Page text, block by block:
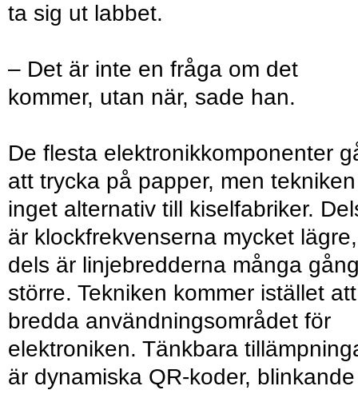
ta sig ut labbet.
– Det är inte en fråga om det
kommer, utan när, sade han.
De flesta elektronikkomponenter
att trycka på papper, men
inget alternativ till kiselfabriker.
är klockfrekvenserna mycket lägre,
dels är linjebredderna många
större. Tekniken kommer istället att
bredda användningsområdet för
elektroniken. Tänkbara
är dynamiska QR-koder, blinkande